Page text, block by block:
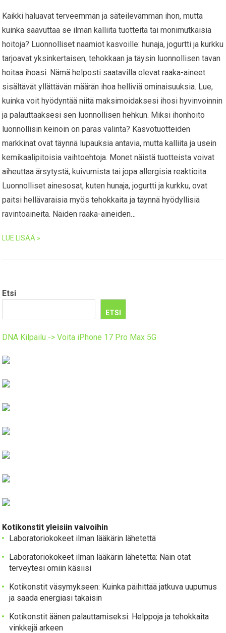
Kaikki haluavat terveemmän ja säteilevämmän ihon, mutta
kuinka saavuttaa se ilman kalliita tuotteita tai monimutkaisia
hoitoja? Luonnolliset naamiot kasvoille: hunaja, jogurtti ja kurkku
tarjoavat yksinkertaisen, tehokkaan ja täysin luonnollisen tavan
hoitaa ihoasi. Nämä helposti saatavilla olevat raaka-aineet
sisältävät yllättävän määrän ihoa helliviä ominaisuuksia. Lue,
kuinka voit hyödyntää niitä maksimoidaksesi ihosi hyvinvoinnin
ja palauttaaksesi sen luonnollisen hehkun. Miksi ihonhoito
luonnollisin keinoin on paras valinta? Kasvotuotteiden
markkinat ovat täynnä lupauksia antavia, mutta kalliita ja usein
kemikaalipitoisia vaihtoehtoja. Monet näistä tuotteista voivat
aiheuttaa ärsytystä, kuivumista tai jopa allergisia reaktioita.
Luonnolliset ainesosat, kuten hunaja, jogurtti ja kurkku, ovat
paitsi hellävaraisia myös tehokkaita ja täynnä hyödyllisiä
ravintoaineita. Näiden raaka-aineiden…
LUE LISÄÄ »
Etsi
ETSI
DNA Kilpailu -> Voita iPhone 17 Pro Max 5G
Kotikonstit yleisiin vaivoihin
Laboratoriokokeet ilman lääkärin lähetettä
Laboratoriokokeet ilman lääkärin lähetettä: Näin otat
terveytesi omiin käsiisi
Kotikonstit väsymykseen: Kuinka päihittää jatkuva uupumus
ja saada energiasi takaisin
Kotikonstit äänen palauttamiseksi: Helppoja ja tehokkaita
vinkkejä arkeen